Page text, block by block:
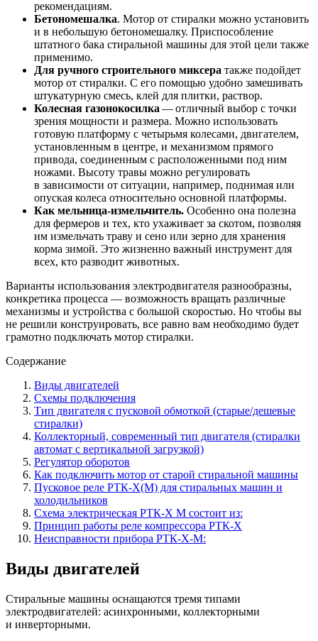
рекомендациям.
Бетономешалка. Мотор от стиралки можно установить
и в небольшую бетономешалку. Приспособление
штатного бака стиральной машины для этой цели также
применимо.
Для ручного строительного миксера также подойдет
мотор от стиралки. С его помощью удобно замешивать
штукатурную смесь, клей для плитки, раствор.
Колесная газонокосилка — отличный выбор с точки
зрения мощности и размера. Можно использовать
готовую платформу с четырьмя колесами, двигателем,
установленным в центре, и механизмом прямого
привода, соединенным с расположенными под ним
ножами. Высоту травы можно регулировать
в зависимости от ситуации, например, поднимая или
опуская колеса относительно основной платформы.
Как мельница-измельчитель. Особенно она полезна
для фермеров и тех, кто ухаживает за скотом, позволяя
им измельчать траву и сено или зерно для хранения
корма зимой. Это жизненно важный инструмент для
всех, кто разводит животных.
Варианты использования электродвигателя разнообразны,
конкретика процесса — возможность вращать различные
механизмы и устройства с большой скоростью. Но чтобы вы
не решили конструировать, все равно вам необходимо будет
грамотно подключать мотор стиралки.
Содержание
Виды двигателей
Схемы подключения
Тип двигателя с пусковой обмоткой (старые/дешевые
стиралки)
Коллекторный, современный тип двигателя (стиралки
автомат с вертикальной загрузкой)
Регулятор оборотов
Как подключить мотор от старой стиральной машины
Пусковое реле РТК-Х(М) для стиральных машин и
холодильников
Схема электрическая РТК-Х М состоит из:
Принцип работы реле компрессора РТК-Х
Неисправности прибора РТК-Х-М:
Виды двигателей
Стиральные машины оснащаются тремя типами
электродвигателей: асинхронными, коллекторными
и инверторными.